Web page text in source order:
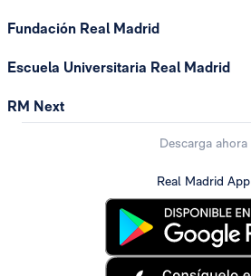
Fundación Real Madrid
Escuela Universitaria Real Madrid
RM Next
Descarga ahora
Real Madrid App